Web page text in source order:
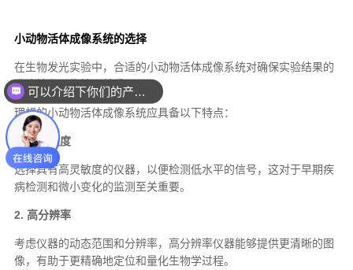
可以介绍下你们的产品么？
你们是怎么收费的呢？